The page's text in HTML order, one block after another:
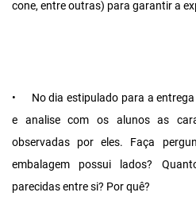
cone, entre outras) para garantir a
•
No dia estipulado para a
e analise com os alunos as
observadas por eles. Faça
embalagem possui lados?
parecidas entre si? Por quê?